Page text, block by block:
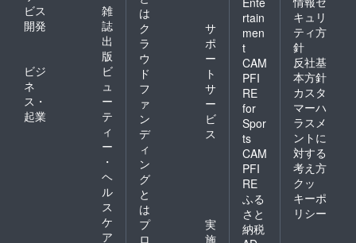
ビス
開発
雑
誌
出
版
ビジ
ネ
ス・
起業
ビ
ュ
ー
テ
ィ
ー
・
ヘ
ル
ス
ケ
ア
は
ク
ラ
ウ
ド
フ
ァ
ン
デ
ィ
ン
グ
と
は
サ
ポ
ー
ト
サ
ー
ビ
ス
プ
ロ
実
施
rtain
men
t
CAM
PFI
RE
for
Spor
ts
CAM
PFI
RE
ふる
さと
納税
キュリ
ティ方
針
反社基
本方針
カスタ
マーハ
ラスメ
ントに
対する
考え方
クッ
キーポ
リシー